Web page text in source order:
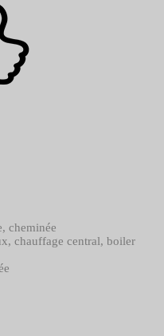
cheminée
chauffage central, boiler